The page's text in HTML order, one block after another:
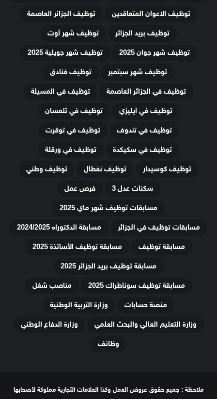
توظيف الاعوان المتعاقدين
توظيف الجزائر العاصمة
توظيف بريد الجزائر
توظيف شهر أوت
توظيف شهر جوان 2025
توظيف شهر جويلية 2025
توظيف شهر سبتمبر
توظيف فنادق
توظيف في الجزائر العاصمة
توظيف في المسيلة
توظيف في ايليزي
توظيف في تلمسان
توظيف في تندوف
توظيف في توقرت
توظيف في سكيكدة
توظيف في ورقلة
توظيف كوسيدار
توظيف نفطال
توظيف وطني
سكنات عدل 3
فرص عمل
مسابقات توظيف شهر ماي 2025
مسابقات توظيف في الجزائر
مسابقة الدكتوراه 2024/2025
مسابقة توظيف
مسابقة توظيف الأساتذة 2025
مسابقة توظيف بريد الجزائر 2025
مسابقة توظيف سوناطراك 2025
مناصب شغل
منصة حسابات
وزارة التربية الوطنية
وزارة التعليم العالي والبحث العلمي
وزارة الدفاع الوطني
وظائف
ملاحظة : جميع حقوق عروض العمل وكذا العلامات التجارية مملوكة لأصحابها